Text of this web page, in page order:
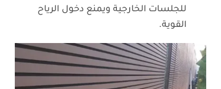
للجلسات الخارجية ويمنع دخول الرياح
القوية.